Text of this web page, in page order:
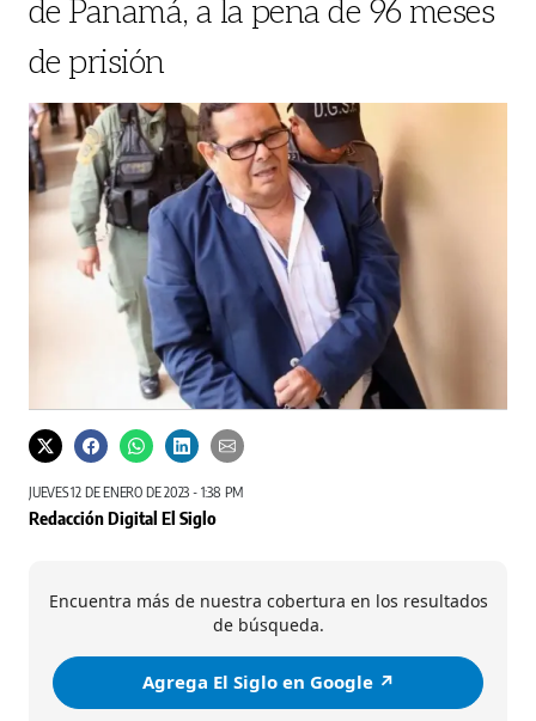
de Panamá, a la pena de 96 meses
de prisión
JUEVES 12 DE ENERO DE 2023 - 1:38 PM
Redacción Digital El Siglo
Encuentra más de nuestra cobertura en los resultados
de búsqueda.
Agrega El Siglo en Google ↗️